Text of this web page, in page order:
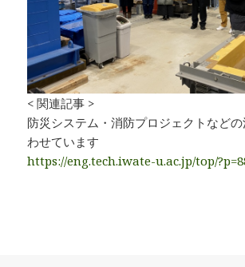
< 関連記事 >
防災システム・消防プロジェクトなど
わせています
https://eng.tech.iwate-u.ac.jp/top/